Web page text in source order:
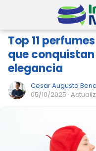
Top 11
que
elegancia
Cesar Augusto
05/10/2025 ·